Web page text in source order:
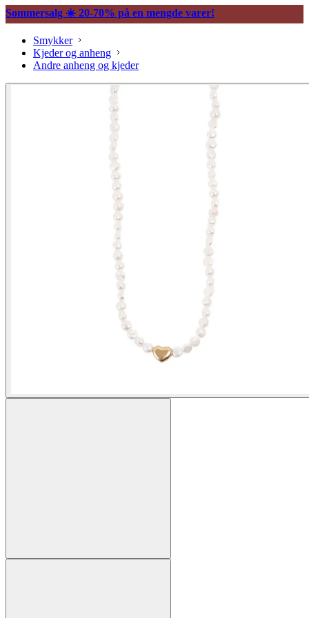
Sommersalg ☀️ 20-70% på en mengde varer!
Smykker
Kjeder og anheng
Andre anheng og kjeder